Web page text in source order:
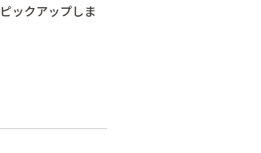
ックアップしま